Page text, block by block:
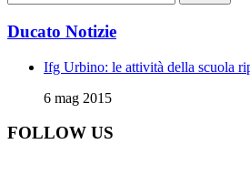
Ducato Notizie
Ifg Urbino: le attività della scuola
6 mag 2015
FOLLOW US